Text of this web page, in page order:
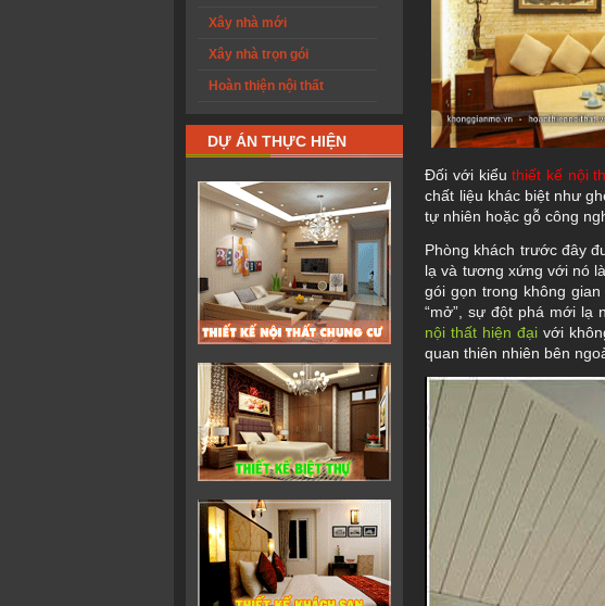
Xây nhà mới
Xây nhà trọn gói
Hoàn thiện nội thất
DỰ ÁN THỰC HIỆN
Đối với kiểuthiết kế nội
chất liệu khác biệt như
tự nhiên hoặc gỗ công
Phòng khách trước đây
lạ và tương xứng với nó
gói gọn trong không
“mở”, sự đột phá mới lạ
nội thất hiện đại với
quan thiên nhiên bên